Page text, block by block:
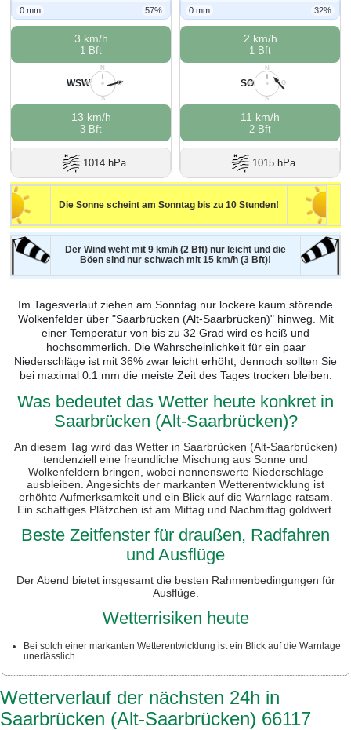
0 mm 57%
3 km/h
1 Bft
N
O
S
W
WSW
13 km/h
3 Bft
1014 hPa
0 mm 32%
2 km/h
1 Bft
N
O
S
W
SO
11 km/h
2 Bft
1015 hPa
Die Sonne scheint am Sonntag bis zu 10 Stunden!
Der Wind weht mit 9 km/h (2 Bft) nur leicht und die
Böen sind nur schwach mit 15 km/h (3 Bft)!
Im Tagesverlauf ziehen am Sonntag nur lockere kaum störende
Wolkenfelder über "Saarbrücken (Alt-Saarbrücken)" hinweg. Mit
einer Temperatur von bis zu 32 Grad wird es heiß und
hochsommerlich. Die Wahrscheinlichkeit für ein paar
Niederschläge ist mit 36% zwar leicht erhöht, dennoch sollten Sie
bei maximal 0.1 mm die meiste Zeit des Tages trocken bleiben.
Was bedeutet das Wetter heute konkret in
Saarbrücken (Alt-Saarbrücken)?
An diesem Tag wird das Wetter in Saarbrücken (Alt-Saarbrücken)
tendenziell eine freundliche Mischung aus Sonne und
Wolkenfeldern bringen, wobei nennenswerte Niederschläge
ausbleiben. Angesichts der markanten Wetterentwicklung ist
erhöhte Aufmerksamkeit und ein Blick auf die Warnlage ratsam.
Ein schattiges Plätzchen ist am Mittag und Nachmittag goldwert.
Beste Zeitfenster für draußen, Radfahren
und Ausflüge
Der Abend bietet insgesamt die besten Rahmenbedingungen für
Ausflüge.
Wetterrisiken heute
Bei solch einer markanten Wetterentwicklung ist ein Blick auf die Warnlage
unerlässlich.
Wetterverlauf der nächsten 24h in
Saarbrücken (Alt-Saarbrücken) 66117